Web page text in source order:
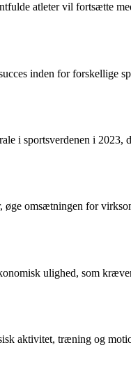
atleter vil fortsætte
inden for forskellige
i sportsverdenen i 2023,
omsætningen for
ulighed, som
aktivitet, træning og